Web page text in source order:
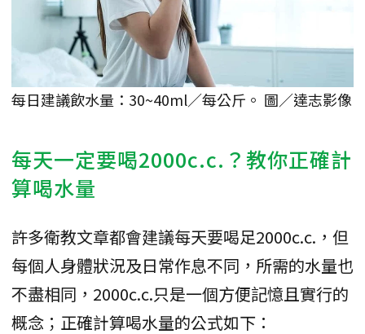
每日建議飲水量：30~40ml／每公斤。 圖／達志影像
每天一定要喝2000c.c.？教你正確計
算喝水量
許多衛教文章都會建議每天要喝足2000c.c.，但
每個人身體狀況及日常作息不同，所需的水量也
不盡相同，2000c.c.只是一個方便記憶且實行的
概念；正確計算喝水量的公式如下：